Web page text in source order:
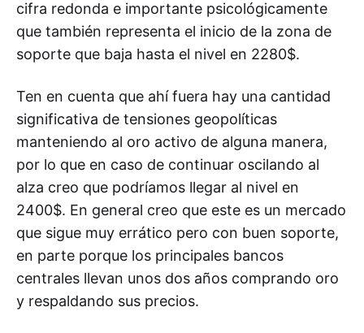
cifra redonda e importante psicológicamente
que también representa el inicio de la zona de
soporte que baja hasta el nivel en 2280$.
Ten en cuenta que ahí fuera hay una cantidad
significativa de tensiones geopolíticas
manteniendo al oro activo de alguna manera,
por lo que en caso de continuar oscilando al
alza creo que podríamos llegar al nivel en
2400$. En general creo que este es un mercado
que sigue muy errático pero con buen soporte,
en parte porque los principales bancos
centrales llevan unos dos años comprando oro
y respaldando sus precios.